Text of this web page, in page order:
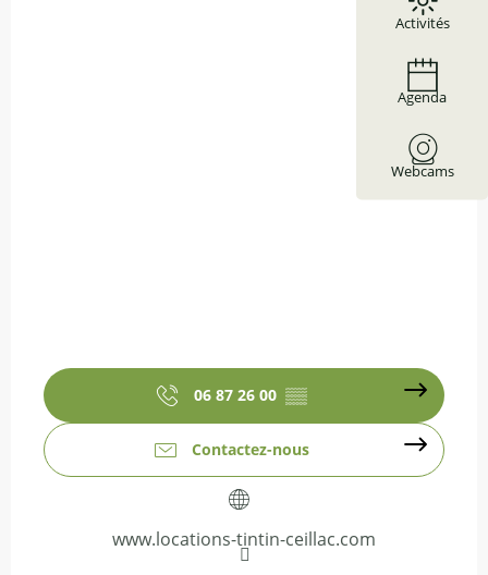
Activités
Agenda
Webcams
06 87 26 00 ▒▒
Contactez-nous
www.locations-tintin-ceillac.com